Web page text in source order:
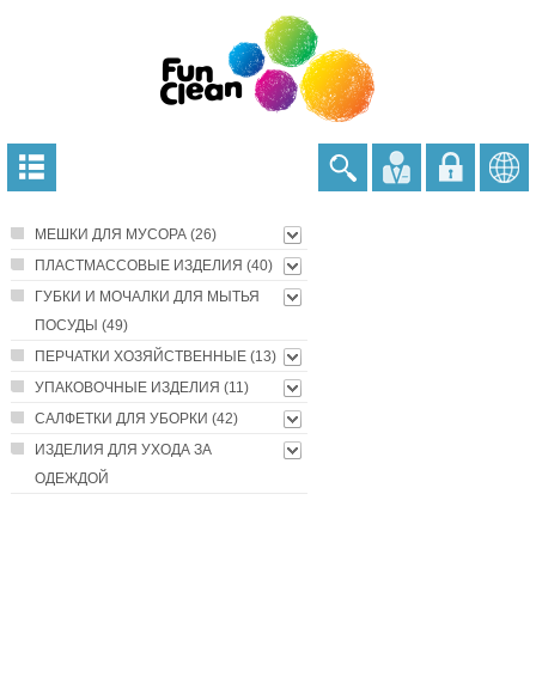
МЕШКИ ДЛЯ МУСОРА (26)
ПЛАСТМАССОВЫЕ ИЗДЕЛИЯ (40)
ГУБКИ И МОЧАЛКИ ДЛЯ МЫТЬЯ
ПОСУДЫ (49)
ПЕРЧАТКИ ХОЗЯЙСТВЕННЫЕ (13)
УПАКОВОЧНЫЕ ИЗДЕЛИЯ (11)
САЛФЕТКИ ДЛЯ УБОРКИ (42)
ИЗДЕЛИЯ ДЛЯ УХОДА ЗА
ОДЕЖДОЙ